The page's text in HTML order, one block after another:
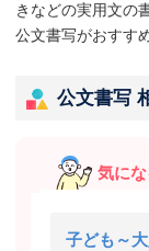
きなどの実用文の
公文書写がおすす
公文書写
気に
子ども～